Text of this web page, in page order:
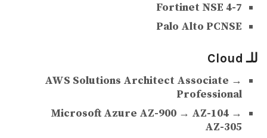
Fortinet NSE 4-7
Palo Alto PCNSE
للـ Cloud
AWS Solutions Architect Associate →
Professional
Microsoft Azure AZ-900 → AZ-104 →
AZ-305